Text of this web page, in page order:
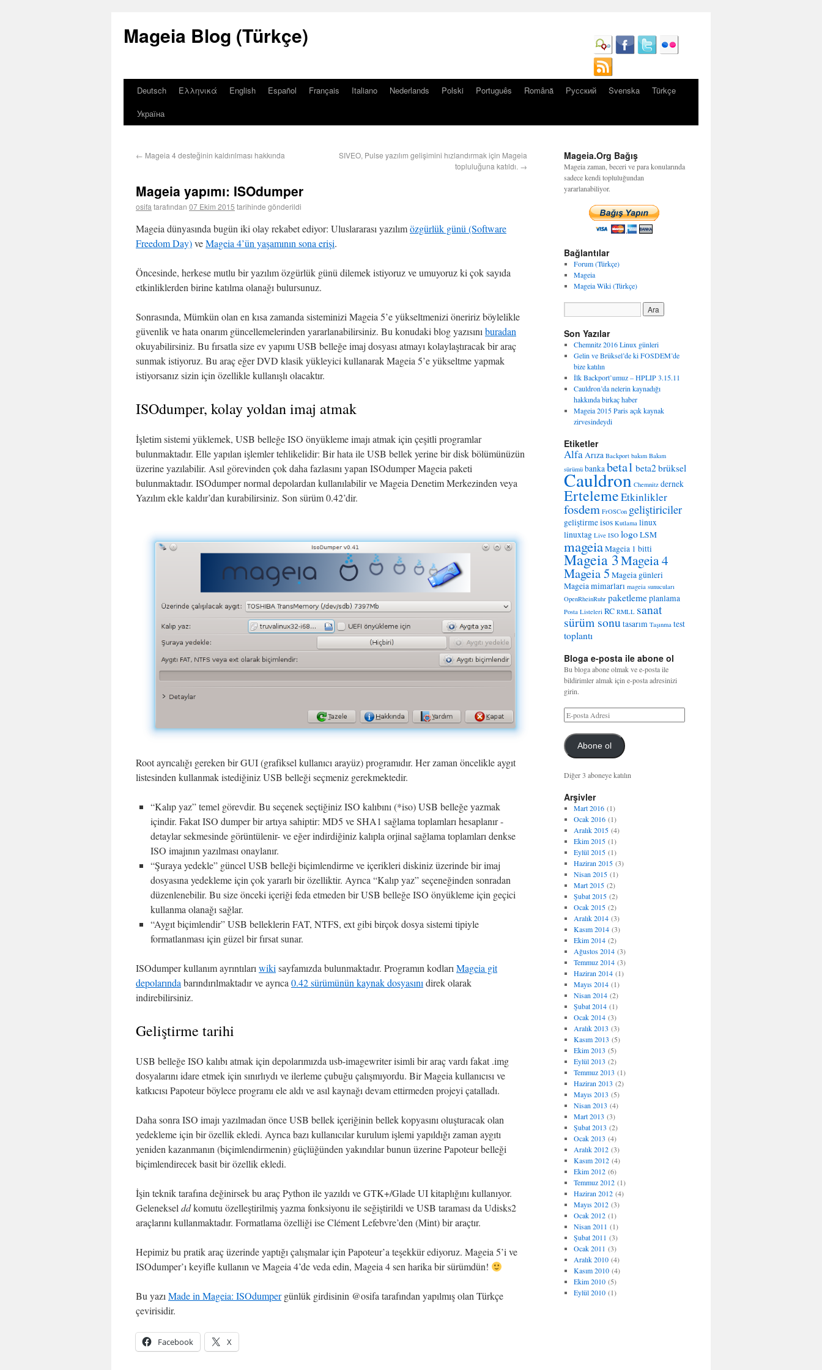
Mageia Blog (Türkçe)
Deutsch Ελληνικά English Español Français Italiano Nederlands Polski Português Română Русский Svenska
Türkçe
Україна
← Mageia 4 desteğinin kaldırılması hakkında
SIVEO, Pulse yazılım gelişimini hızlandırmak için Mageia
topluluğuna katıldı. →
Mageia yapımı: ISOdumper
osifa tarafından 07 Ekim 2015 tarihinde gönderildi
Mageia dünyasında bugün iki olay rekabet ediyor: Uluslararası yazılımözgürlük günü (Software
Freedom Day)veMageia 4’ün yaşamının sona erişi.
Öncesinde, herkese mutlu bir yazılım özgürlük günü dilemek istiyoruz ve umuyoruz ki çok sayıda
etkinliklerden birine katılma olanağı bulursunuz.
Sonrasında, Mümkün olan en kısa zamanda sisteminizi Mageia 5’e yükseltmenizi öneririz böylelikle
güvenlik ve hata onarım güncellemelerinden yararlanabilirsiniz. Bu konudaki blog yazısını buradan
okuyabilirsiniz. Bu fırsatla size ev yapımı USB belleğe imaj dosyası atmayı kolaylaştıracak bir araç
sunmak istiyoruz. Bu araç eğer DVD klasik yükleyici kullanarak Mageia 5’e yükseltme yapmak
istiyorsanız sizin için özellikle kullanışlı olacaktır.
ISOdumper, kolay yoldan imaj atmak
İşletim sistemi yüklemek, USB belleğe ISO önyükleme imajı atmak için çeşitli programlar
bulunmaktadır. Elle yapılan işlemler tehlikelidir: Bir hata ile USB bellek yerine bir disk bölümünüzün
üzerine yazılabilir. Asıl görevinden çok daha fazlasını yapan ISOdumper Mageia paketi
bulunmaktadır. ISOdumper normal depolardan kullanılabilir ve Mageia Denetim Merkezinden veya
Yazılım ekle kaldır’dan kurabilirsiniz. Son sürüm 0.42’dir.
Root ayrıcalığı gereken bir GUI (grafiksel kullanıcı arayüz) programıdır. Her zaman öncelikle aygıt
listesinden kullanmak istediğiniz USB belleği seçmeniz gerekmektedir.
“Kalıp yaz” temel görevdir. Bu seçenek seçtiğiniz ISO kalıbını (*iso) USB belleğe yazmak
içindir. Fakat ISO dumper bir artıya sahiptir: MD5 ve SHA1 sağlama toplamları hesaplanır -
detaylar sekmesinde görüntülenir- ve eğer indirdiğiniz kalıpla orjinal sağlama toplamları denkse
ISO imajının yazılması onaylanır.
“Şuraya yedekle” güncel USB belleği biçimlendirme ve içerikleri diskiniz üzerinde bir imaj
dosyasına yedekleme için çok yararlı bir özelliktir. Ayrıca “Kalıp yaz” seçeneğinden sonradan
düzenlenebilir. Bu size önceki içeriği feda etmeden bir USB belleğe ISO önyükleme için geçici
kullanma olanağı sağlar.
“Aygıt biçimlendir” USB belleklerin FAT, NTFS, ext gibi birçok dosya sistemi tipiyle
formatlanması için güzel bir fırsat sunar.
ISOdumper kullanım ayrıntıları wiki sayfamızda bulunmaktadır. Programın kodları Mageia git
depolarında barındırılmaktadır ve ayrıca 0.42 sürümünün kaynak dosyasını direk olarak
indirebilirsiniz.
Geliştirme tarihi
USB belleğe ISO kalıbı atmak için depolarımızda usb-imagewriter isimli bir araç vardı fakat .img
dosyalarını idare etmek için sınırlıydı ve ilerleme çubuğu çalışmıyordu. Bir Mageia kullanıcısı ve
katkıcısı Papoteur böylece programı ele aldı ve asıl kaynağı devam ettirmeden projeyi çatalladı.
Daha sonra ISO imajı yazılmadan önce USB bellek içeriğinin bellek kopyasını oluşturacak olan
yedekleme için bir özellik ekledi. Ayrıca bazı kullanıcılar kurulum işlemi yapıldığı zaman aygıtı
yeniden kazanmanın (biçimlendirmenin) güçlüğünden yakındılar bunun üzerine Papoteur belleği
biçimlendirecek basit bir özellik ekledi.
İşin teknik tarafına değinirsek bu araç Python ile yazıldı ve GTK+/Glade UI kitaplığını kullanıyor.
Geleneksel ddkomutu özelleştirilmiş yazma fonksiyonu ile seğiştirildi ve USB taraması da Udisks2
araçlarını kullanmaktadır. Formatlama özelliği ise Clément Lefebvre’den (Mint) bir araçtır.
Hepimiz bu pratik araç üzerinde yaptığı çalışmalar için Papoteur’a teşekkür ediyoruz. Mageia 5’i ve
ISOdumper’ı keyifle kullanın ve Mageia 4’de veda edin, Mageia 4 sen harika bir sürümdün!
Bu yazı Made in Mageia: ISOdumpergünlük girdisinin @osifa tarafından yapılmış olan Türkçe
çevirisidir.
Facebook X
Mageia.Org Bağış
Mageia zaman, beceri ve para konularında
sadece kendi topluluğundan
yararlanabiliyor.
Bağlantılar
Forum (Türkçe)
Mageia
Mageia Wiki (Türkçe)
Son Yazılar
Chemnitz 2016 Linux günleri
Gelin ve Brüksel’de ki FOSDEM’de
bize katılın
İlk Backport’umuz – HPLIP 3.15.11
Cauldron’da nelerin kaynadığı
hakkında birkaç haber
Mageia 2015 Paris açık kaynak
zirvesindeydi
Etiketler
AlfaArıza Backport bakım Bakım
sürümü bankabeta1 beta2brüksel
Cauldron Chemnitz dernek
ErtelemeEtkinlikler
fosdem FrOSCon geliştiriciler
geliştirmeisos Kutlama linux
linuxtag Live ISO logoLSM
mageiaMageia 1 bitti
Mageia 3Mageia 4
Mageia 5 Mageia günleri
Mageia mimarları mageia sunucuları
OpenRheinRuhr paketlemeplanlama
Posta Listeleri RC RMLL sanat
sürüm sonutasarım Taşınma test
toplantı
Bloga e-posta ile abone ol
Bu bloga abone olmak ve e-posta ile
bildirimler almak için e-posta adresinizi
girin.
Abone ol
Diğer 3 aboneye katılın
Arşivler
Mart 2016(1)
Ocak 2016(1)
Aralık 2015(4)
Ekim 2015(1)
Eylül 2015(1)
Haziran 2015(3)
Nisan 2015(1)
Mart 2015(2)
Şubat 2015(2)
Ocak 2015(2)
Aralık 2014(3)
Kasım 2014(3)
Ekim 2014(2)
Ağustos 2014(3)
Temmuz 2014(3)
Haziran 2014(1)
Mayıs 2014(1)
Nisan 2014(2)
Şubat 2014(1)
Ocak 2014(3)
Aralık 2013 (3)
Kasım 2013 (5)
Ekim 2013 (5)
Eylül 2013 (2)
Temmuz 2013 (1)
Haziran 2013 (2)
Mayıs 2013 (5)
Nisan 2013 (4)
Mart 2013 (3)
Şubat 2013 (2)
Ocak 2013 (4)
Aralık 2012(3)
Kasım 2012(4)
Ekim 2012(6)
Temmuz 2012(1)
Haziran 2012(4)
Mayıs 2012(3)
Ocak 2012(1)
Nisan 2011 (1)
Şubat 2011 (3)
Ocak 2011 (3)
Aralık 2010(4)
Kasım 2010(4)
Ekim 2010(5)
Eylül 2010(1)